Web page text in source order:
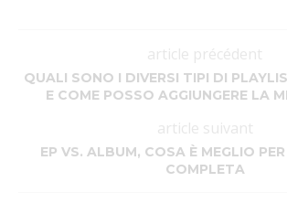
article précédent
QUALI SONO I DIVERSI TIPI DI
E COME POSSO AGGIUNGERE LA
article suivant
EP VS. ALBUM, COSA È MEGLIO
COMPLETA